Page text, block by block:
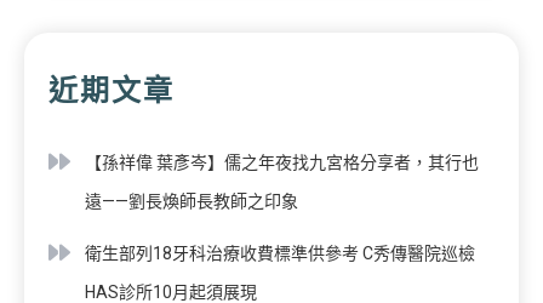
近期文章
【孫祥偉 葉彥岑】儒之年夜找九宮格分享者，其行也
遠——劉長煥師長教師之印象
衛生部列18牙科治療收費標準供參考 C秀傳醫院巡檢
HAS診所10月起須展現